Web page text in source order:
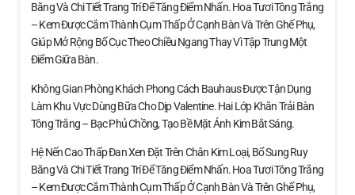
Băng Và Chi Tiết Trang Trí Để Tăng Điểm Nhấn. Hoa Tươi Tông Trắng
– Kem Được Cắm Thành Cụm Thấp Ở Cạnh Bàn Và Trên Ghế Phụ,
Giúp Mở Rộng Bố Cục Theo Chiều Ngang Thay Vì Tập Trung Một
Điểm Giữa Bàn.
Không Gian Phòng Khách Phong Cách Bauhaus Được Tận Dụng
Làm Khu Vực Dùng Bữa Cho Dịp Valentine. Hai Lớp Khăn Trải Bàn
Tông Trắng – Bạc Phủ Chồng, Tạo Bề Mặt Ánh Kim Bắt Sáng.
Hệ Nến Cao Thấp Đan Xen Đặt Trên Chân Kim Loại, Bổ Sung Ruy
Băng Và Chi Tiết Trang Trí Để Tăng Điểm Nhấn. Hoa Tươi Tông Trắng
– Kem Được Cắm Thành Cụm Thấp Ở Cạnh Bàn Và Trên Ghế Phụ,